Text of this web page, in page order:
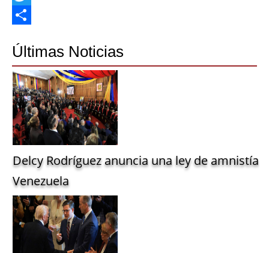
Twitter
Últimas Noticias
Delcy Rodríguez anuncia una ley de amnistía
Venezuela